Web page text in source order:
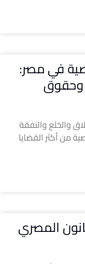
في مصر:
وحقوق
والخلع والنفقة
من أكثر القضايا
المصري